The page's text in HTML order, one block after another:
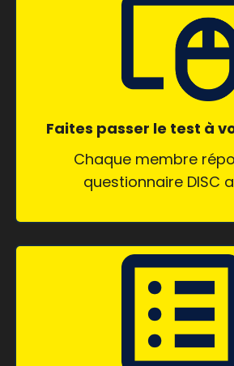
Faites passer le test à
Chaque membre
questionnaire DISC